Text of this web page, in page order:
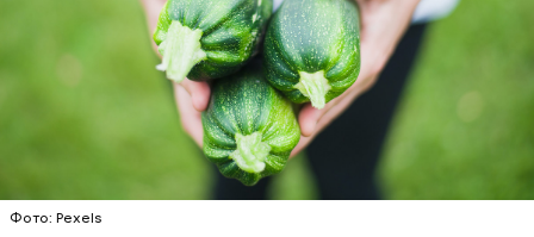
Фото: Pexels
РЕЦЕПТЫ
Ингредиенты